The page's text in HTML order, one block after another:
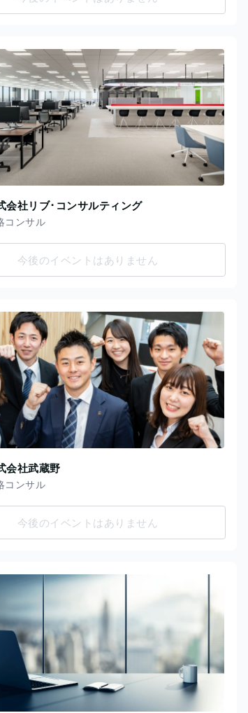
会社リブ･コンサルティング
コンサル
今後のイベントはありません
会社武蔵野
コンサル
今後のイベントはありません